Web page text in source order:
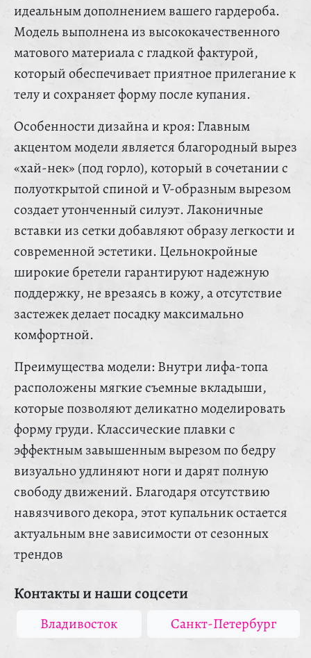
идеальным дополнением вашего гардероба.
Модель выполнена из высококачественного
матового материала с гладкой фактурой,
который обеспечивает приятное прилегание к
телу и сохраняет форму после купания.
Особенности дизайна и кроя: Главным
акцентом модели является благородный вырез
«хай-нек» (под горло), который в сочетании с
полуоткрытой спиной и V-образным вырезом
создает утонченный силуэт. Лаконичные
вставки из сетки добавляют образу легкости и
современной эстетики. Цельнокройные
широкие бретели гарантируют надежную
поддержку, не врезаясь в кожу, а отсутствие
застежек делает посадку максимально
комфортной.
Преимущества модели: Внутри лифа-топа
расположены мягкие съемные вкладыши,
которые позволяют деликатно моделировать
форму груди. Классические плавки с
эффектным завышенным вырезом по бедру
визуально удлиняют ноги и дарят полную
свободу движений. Благодаря отсутствию
навязчивого декора, этот купальник остается
актуальным вне зависимости от сезонных
трендов
Контакты и наши соцсети
Владивосток Санкт-Петербург